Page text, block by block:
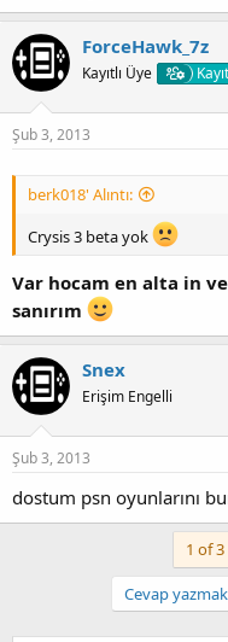
ForceHawk_7z
Kayıtlı Üye
Şub 3, 2013
berk018' Alıntı:
Crysis 3 beta yok
Var hocam en alta in
sanırım
Snex
Erişim Engelli
Şub 3, 2013
dostum psn oyunlarını
1 of 3
Cevap